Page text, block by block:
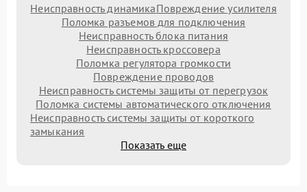
Неисправность динамикаПовреждение усилителя
Поломка разъемов для подключения
Неисправность блока питания
Неисправность кроссовера
Поломка регулятора громкости
Повреждение проводов
Неисправность системы защиты от перегрузок
Поломка системы автоматического отключения
Неисправность системы защиты от короткого
замыкания
Показать еще